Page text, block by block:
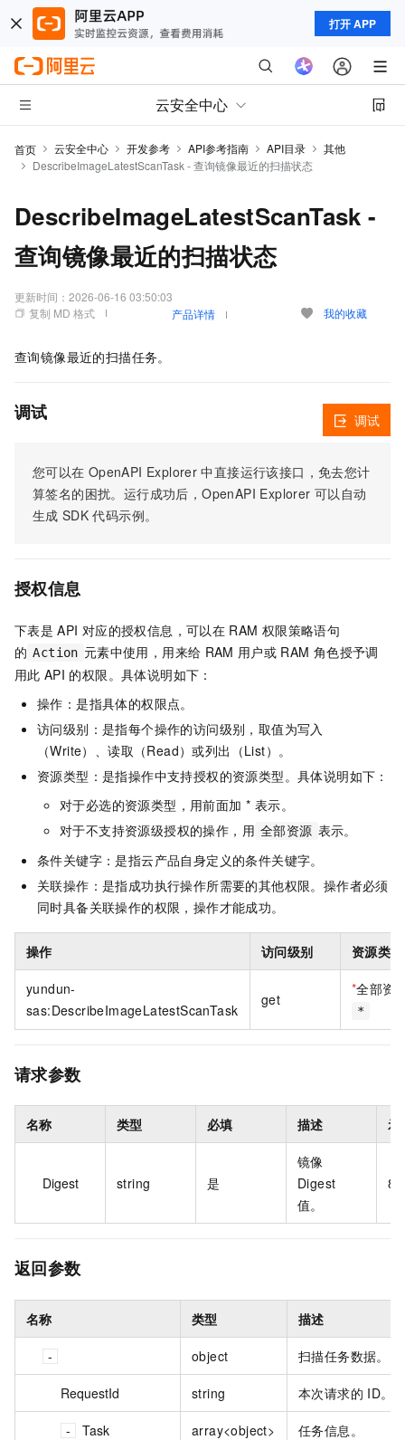
打开 APP
云安全中心
首页 云安全中心 开发参考 API参考指南 API目录
其他
DescribeImageLatestScanTask - 查询镜像最近的扫描状态
DescribeImageLatestScanTask -
查询镜像最近的扫描状态
更新时间： 2026-06-16 03:50:03
复制 MD 格式
产品详情 我的收藏
查询镜像最近的扫描任务。
调试
您可以在 OpenAPI Explorer 中直接运行该接口，免去您计
算签名的困扰。运行成功后，OpenAPI Explorer 可以自动
生成 SDK 代码示例。
调试
授权信息
下表是 API 对应的授权信息，可以在 RAM 权限策略语句
的 Action 元素中使用，用来给 RAM 用户或 RAM 角色授予调
用此 API 的权限。具体说明如下：
操作：是指具体的权限点。
访问级别：是指每个操作的访问级别，取值为写入
（Write）、读取（Read）或列出（List）。
资源类型：是指操作中支持授权的资源类型。具体说明如下：
对于必选的资源类型，用前面加 * 表示。
对于不支持资源级授权的操作，用 全部资源 表示。
条件关键字：是指云产品自身定义的条件关键字。
关联操作：是指成功执行操作所需要的其他权限。操作者必须
同时具备关联操作的权限，操作才能成功。
操作 访问级别 资源类型
yundun-
sas:DescribeImageLatestScanTask
get
*全部资
*
请求参数
名称 类型 必填 描述 示
Digest string 是
镜像
Digest
值。
返回参数
名称 类型 描述
object 扫描任务数据。
RequestId string 本次请求的 ID。
Task array<object> 任务信息。